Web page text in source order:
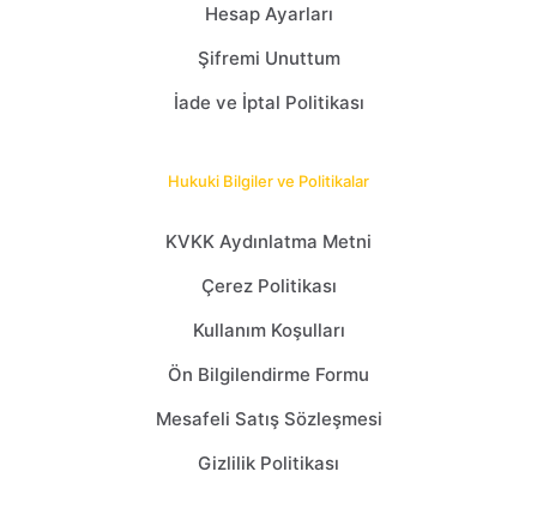
Hesap Ayarları
Şifremi Unuttum
İade ve İptal Politikası
Hukuki Bilgiler ve Politikalar
KVKK Aydınlatma Metni
Çerez Politikası
Kullanım Koşulları
Ön Bilgilendirme Formu
Mesafeli Satış Sözleşmesi
Gizlilik Politikası